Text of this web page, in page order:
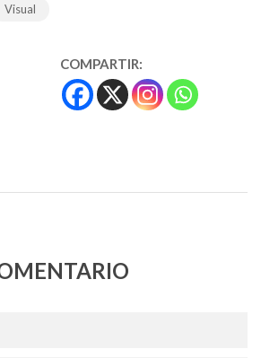
Visual
COMPARTIR: